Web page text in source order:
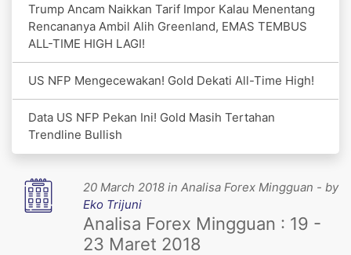
Trump Ancam Naikkan Tarif Impor Kalau Menentang
Rencananya Ambil Alih Greenland, EMAS TEMBUS
ALL-TIME HIGH LAGI!
US NFP Mengecewakan! Gold Dekati All-Time High!
Data US NFP Pekan Ini! Gold Masih Tertahan
Trendline Bullish
20 March 2018 in Analisa Forex Mingguan - by
Eko Trijuni
Analisa Forex Mingguan : 19 -
23 Maret 2018